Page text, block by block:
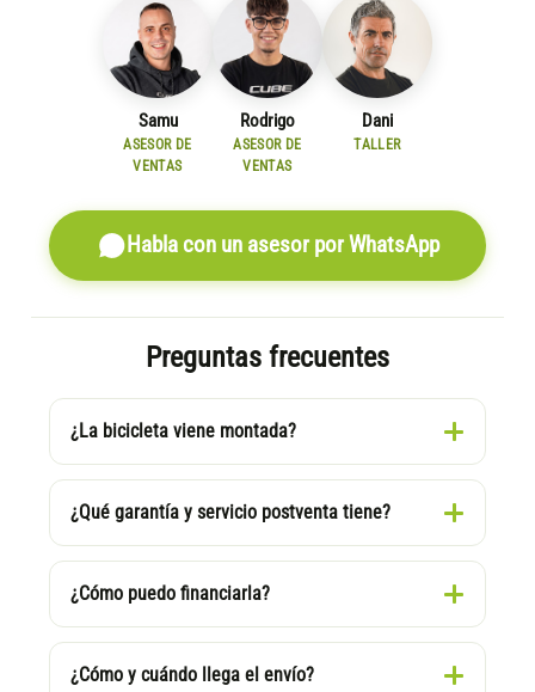
Samu
ASESOR DE
VENTAS
Rodrigo
ASESOR DE
VENTAS
Dani
TALLER
Habla con un asesor por WhatsApp
Preguntas frecuentes
¿La bicicleta viene montada?
¿Qué garantía y servicio postventa tiene?
¿Cómo puedo financiarla?
¿Cómo y cuándo llega el envío?